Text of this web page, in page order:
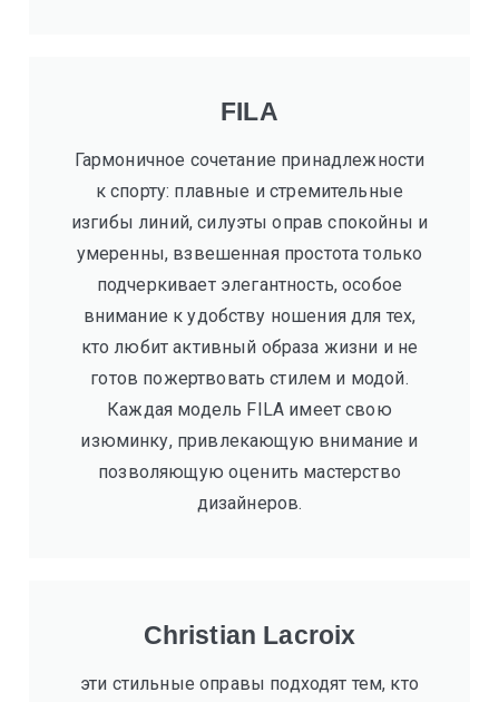
FILA
Гармоничное сочетание принадлежности
к спорту: плавные и стремительные
изгибы линий, силуэты оправ спокойны и
умеренны, взвешенная простота только
подчеркивает элегантность, особое
внимание к удобству ношения для тех,
кто любит активный образа жизни и не
готов пожертвовать стилем и модой.
Каждая модель FILA имеет свою
изюминку, привлекающую внимание и
позволяющую оценить мастерство
дизайнеров.
Christian Lacroix
эти стильные оправы подходят тем, кто